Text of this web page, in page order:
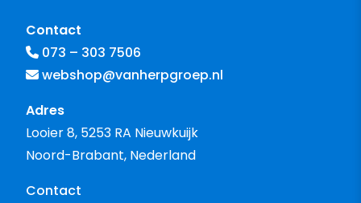
Contact
073 – 303 7506
webshop@vanherpgroep.nl
Adres
Looier 8, 5253 RA Nieuwkuijk
Noord-Brabant, Nederland
Contact